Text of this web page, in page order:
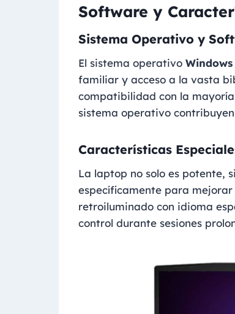
Software y
Sistema Operativo y
El sistema operativo Windows
familiar y acceso a la vasta
compatibilidad con la
sistema operativo
Características
La laptop no solo es potente,
específicamente para
retroiluminado con idioma
control durante sesiones